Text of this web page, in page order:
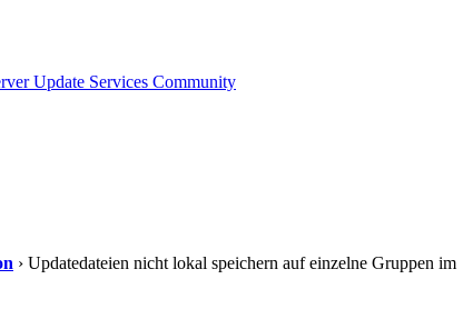
› Updatedateien nicht lokal speichern auf einzelne Gruppen im